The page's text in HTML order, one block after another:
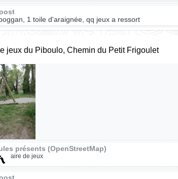
1 toile d'araignée, qq jeux a ressort
jeux du Piboulo, Chemin du Petit Frigoulet
présents (OpenStreetMap)
aire de jeux